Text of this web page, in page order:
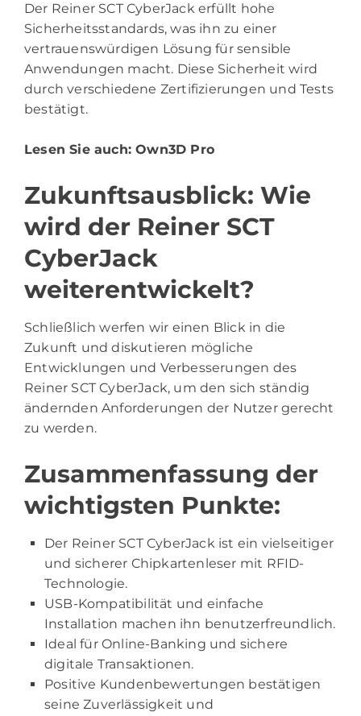
Der Reiner SCT CyberJack erfüllt hohe
Sicherheitsstandards, was ihn zu einer
vertrauenswürdigen Lösung für sensible
Anwendungen macht. Diese Sicherheit wird
durch verschiedene Zertifizierungen und Tests
bestätigt.
Lesen Sie auch:Own3D Pro
Zukunftsausblick: Wie
wird der Reiner SCT
CyberJack
weiterentwickelt?
Schließlich werfen wir einen Blick in die
Zukunft und diskutieren mögliche
Entwicklungen und Verbesserungen des
Reiner SCT CyberJack, um den sich ständig
ändernden Anforderungen der Nutzer gerecht
zu werden.
Zusammenfassung der
wichtigsten Punkte:
Der Reiner SCT CyberJack ist ein vielseitiger
und sicherer Chipkartenleser mit RFID-
Technologie.
USB-Kompatibilität und einfache
Installation machen ihn benutzerfreundlich.
Ideal für Online-Banking und sichere
digitale Transaktionen.
Positive Kundenbewertungen bestätigen
seine Zuverlässigkeit und